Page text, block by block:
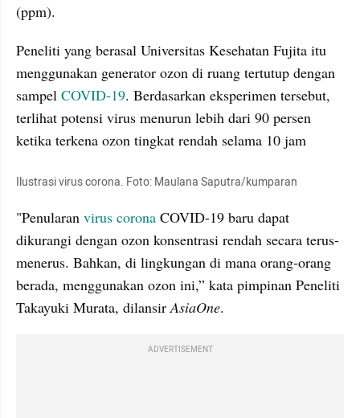
(ppm).
Peneliti yang berasal Universitas Kesehatan Fujita itu
menggunakan generator ozon di ruang tertutup dengan
sampel COVID-19. Berdasarkan eksperimen tersebut,
terlihat potensi virus menurun lebih dari 90 persen
ketika terkena ozon tingkat rendah selama 10 jam
Ilustrasi virus corona. Foto: Maulana Saputra/kumparan
"Penularan virus corona COVID-19 baru dapat
dikurangi dengan ozon konsentrasi rendah secara terus-
menerus. Bahkan, di lingkungan di mana orang-orang
Takayuki Murata, dilansir AsiaOne.
ADVERTISEMENT